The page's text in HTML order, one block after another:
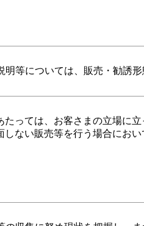
明等については、販売・勧誘
たっては、お客さまの立場に
しない販売等を行う場合にお